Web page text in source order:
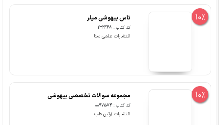
10% تاس بیهوشی میلر
کد کتاب : 132468
انتشارات علمی سنا
10% مجموعه سوالات تخصصی بیهوشی
کد کتاب : 0097584
انتشارات آرتین طب